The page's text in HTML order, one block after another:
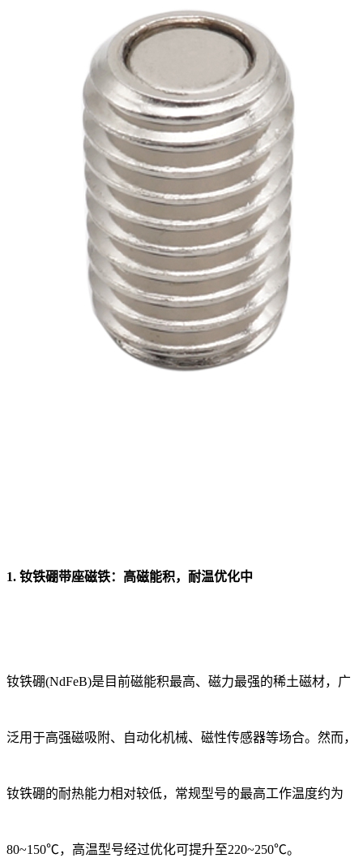
1. 钕铁硼带座磁铁：高磁能积，耐温优化中
钕铁硼(NdFeB)是目前磁能积最高、磁力最强的稀土磁材，广
泛用于高强磁吸附、自动化机械、磁性传感器等场合。然而，
钕铁硼的耐热能力相对较低，常规型号的最高工作温度约为
80~150℃，高温型号经过优化可提升至220~250℃。